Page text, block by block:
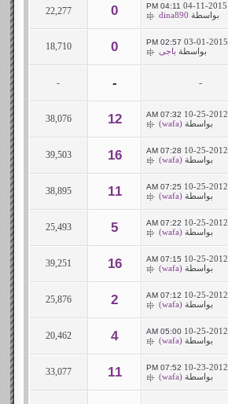
04-11-2015
04:11 PM
بواسطة dina890
0
22,277
03-01-2015
02:57 PM
بواسطة باجى 0
18,710
-
-
-
10-25-2012
07:32 AM
بواسطة(wafa)
12
38,076
10-25-2012
07:28 AM
بواسطة(wafa)
16
39,503
10-25-2012
07:25 AM
بواسطة(wafa)
11
38,895
10-25-2012
07:22 AM
بواسطة(wafa)
5
25,493
10-25-2012
07:15 AM
بواسطة(wafa)
16
39,251
10-25-2012
07:12 AM
بواسطة(wafa)
2
25,876
10-25-2012
05:00 AM
بواسطة(wafa)
4
20,462
10-23-2012
07:52 PM
بواسطة(wafa)
11
33,077